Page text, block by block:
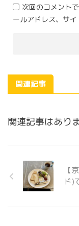
次回のコメント
ールアドレス、サイ
関連記事
関連記事はあり
【
ド)